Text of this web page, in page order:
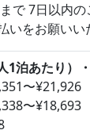
で 7日以内
いをお願いい
1泊あたり）
〜¥21,926
〜¥18,693